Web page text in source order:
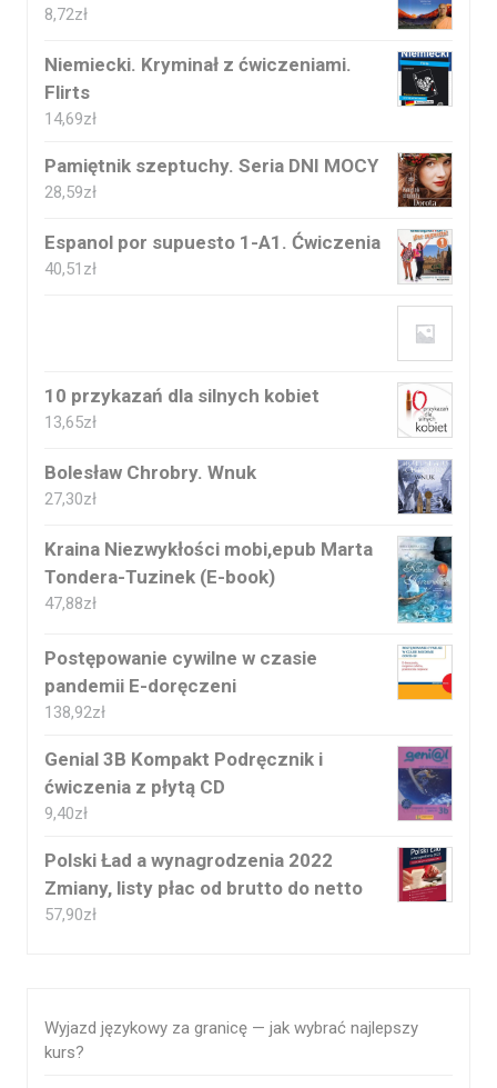
8,72zł
Niemiecki. Kryminał z ćwiczeniami.
Flirts
14,69zł
Pamiętnik szeptuchy. Seria DNI MOCY
28,59zł
Espanol por supuesto 1-A1. Ćwiczenia
40,51 zł
10 przykazań dla silnych kobiet
13,65zł
Bolesław Chrobry. Wnuk
27,30zł
Kraina Niezwykłości mobi,epub Marta
Tondera-Tuzinek (E-book)
47,88zł
Postępowanie cywilne w czasie
pandemii E-doręczeni
138,92zł
Genial 3B Kompakt Podręcznik i
ćwiczenia z płytą CD
9,40zł
Polski Ład a wynagrodzenia 2022
Zmiany, listy płac od brutto do netto
57,90zł
Wyjazd językowy za granicę — jak wybrać najlepszy
kurs?